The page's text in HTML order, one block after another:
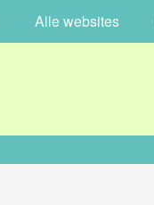
Alle websites